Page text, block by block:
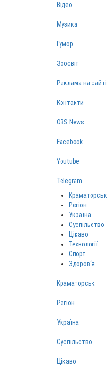
Відео
Музика
Гумор
Зоосвіт
Реклама на сайті
Контакти
OBS News
Facebook
Youtube
Telegram
Краматорськ
Регіон
Україна
Суспільство
Цікаво
Технології
Спорт
Здоров‘я
Краматорськ
Регіон
Україна
Суспільство
Цікаво